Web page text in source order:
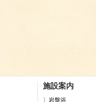
施設案内
〉岩盤浴